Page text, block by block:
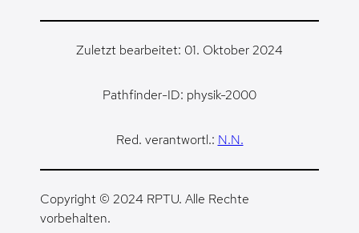
Zuletzt bearbeitet: 01. Oktober 2024
Pathfinder-ID: physik-2000
Red. verantwortl.: N.N.
Copyright © 2024 RPTU. Alle Rechte
vorbehalten.